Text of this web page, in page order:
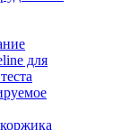
для